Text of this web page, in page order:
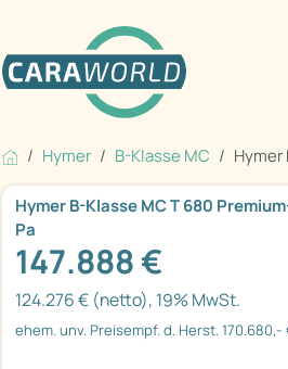
Hymer B-Klasse MC Hymer
Hymer B-Klasse MC T 680
Pa
147.888 €
124.276 € (netto), 19% MwSt.
ehem. unv. Preisempf. d. Herst. 170.680,-